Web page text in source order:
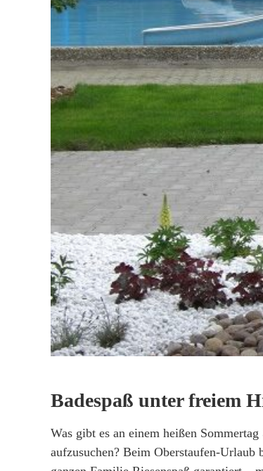
Badespaß unter freiem
Was gibt es an einem heißen
aufzusuchen? Beim Oberstaufen-